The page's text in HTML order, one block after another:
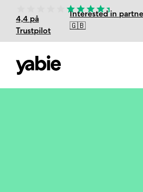
4,4 på
Trustpilot
Interested in
🇬🇧